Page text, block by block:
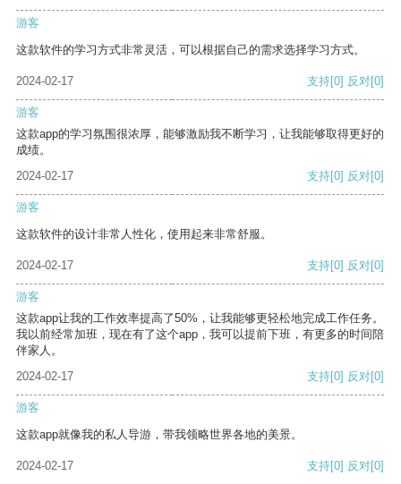
游客
这款软件的学习方式非常灵活，可以根据自己的需求选择学习方式。
2024-02-17 支持[0] 反对[0]
游客
这款app的学习氛围很浓厚，能够激励我不断学习，让我能够取得更好的
成绩。
2024-02-17
支持[0] 反对[0]
游客
这款软件的设计非常人性化，使用起来非常舒服。
2024-02-17 支持[0] 反对[0]
游客
这款app让我的工作效率提高了50%，让我能够更轻松地完成工作任务。
我以前经常加班，现在有了这个app，我可以提前下班，有更多的时间陪
伴家人。
2024-02-17
支持[0] 反对[0]
游客
这款app就像我的私人导游，带我领略世界各地的美景。
2024-02-17 支持[0] 反对[0]